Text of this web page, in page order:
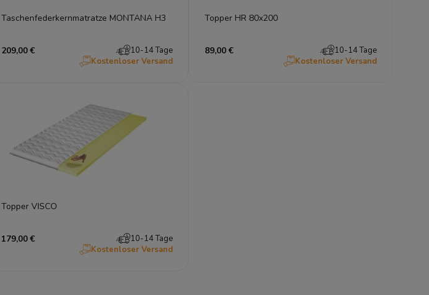
Taschenfederkernmatratze MONTANA H3
209,00 €
10-14 Tage
Kostenloser Versand
Topper HR 80x200
89,00 €
10-14 Tage
Kostenloser Versand
Topper VISCO
179,00 €
10-14 Tage
Kostenloser Versand